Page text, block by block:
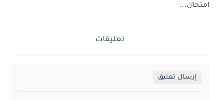
امتحان...
تعليقات
إرسال تعليق